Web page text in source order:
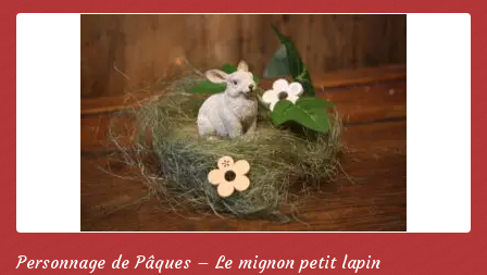
Personnage de Pâques – Le mignon petit lapin